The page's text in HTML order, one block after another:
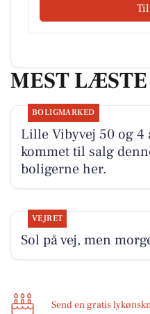
MEST
BOLIGMARKED
Lille Vibyvej 50 og
kommet til salg
boligerne her.
VEJRET
Sol på vej, men
Send en gratis